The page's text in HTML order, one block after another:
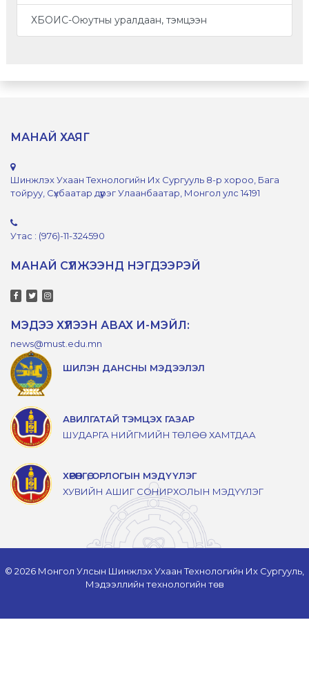
ХБОИС-Оюутны уралдаан, тэмцээн
МАНАЙ ХАЯГ
Шинжлэх Ухаан Технологийн Их Сургууль 8-р хороо, Бага
тойруу, Сүхбаатар дүүрэг Улаанбаатар, Монгол улс 14191
Утас : (976)-11-324590
МАНАЙ СҮЛЖЭЭНД НЭГДЭЭРЭЙ
МЭДЭЭ ХҮЛЭЭН АВАХ И-МЭЙЛ:
news@must.edu.mn
ШИЛЭН ДАНСНЫ МЭДЭЭЛЭЛ
АВИЛГАТАЙ ТЭМЦЭХ ГАЗАР
ШУДАРГА НИЙГМИЙН ТӨЛӨӨ ХАМТДАА
ХӨРӨНГӨ, ОРЛОГЫН МЭДҮҮЛЭГ
ХУВИЙН АШИГ СОНИРХОЛЫН МЭДҮҮЛЭГ
© 2026 Монгол Улсын Шинжлэх Ухаан Технологийн Их Сургууль,
Мэдээллийн технологийн төв